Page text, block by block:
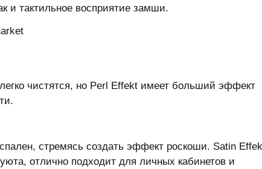
и тактильное восприятие замши.
чистятся, но Perl Effekt имеет больший эффект
стремясь создать эффект роскоши. Satin
отлично подходит для личных кабинетов и